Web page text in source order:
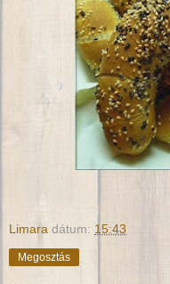
Limara dátum: 15:43
Megosztás